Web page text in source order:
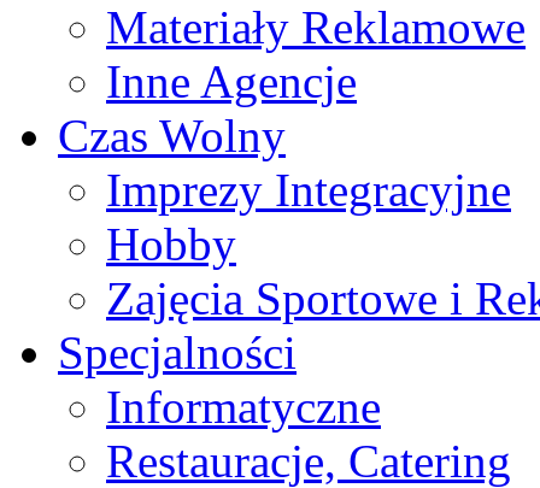
Materiały Reklamowe
Inne Agencje
Czas Wolny
Imprezy Integracyjne
Hobby
Zajęcia Sportowe i
Specjalności
Informatyczne
Restauracje, Catering